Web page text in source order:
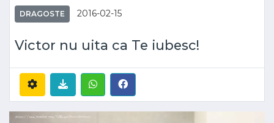
DRAGOSTE 2016-02-15
Victor nu uita ca Te iubesc!